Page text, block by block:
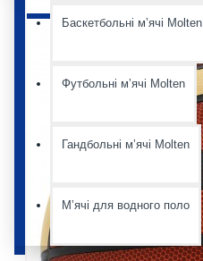
Баскетбольні мʼячі Molten
Футбольні мʼячі Molten
Гандбольні мʼячі Molten
Мʼячі для водного поло